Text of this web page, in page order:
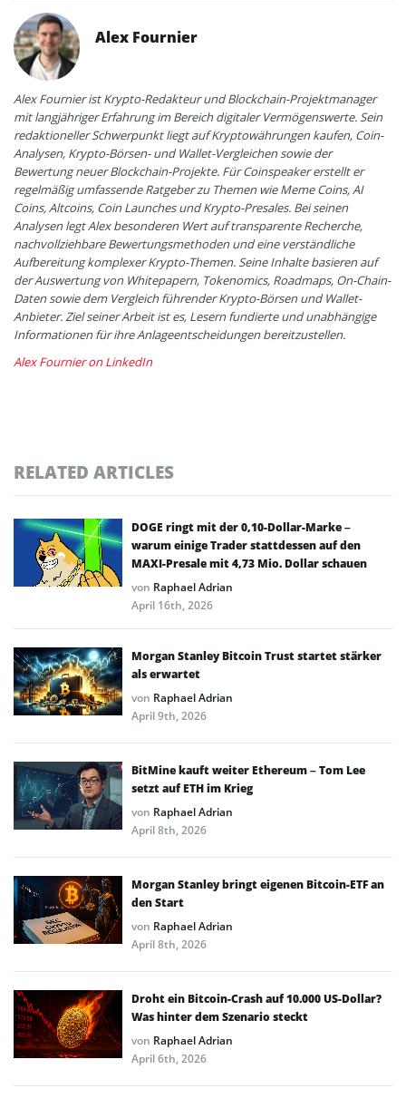
Alex Fournier
Alex Fournier ist Krypto-Redakteur und Blockchain-Projektmanager
mit langjähriger Erfahrung im Bereich digitaler Vermögenswerte. Sein
redaktioneller Schwerpunkt liegt auf Kryptowährungen kaufen, Coin-
Analysen, Krypto-Börsen- und Wallet-Vergleichen sowie der
Bewertung neuer Blockchain-Projekte. Für Coinspeaker erstellt er
regelmäßig umfassende Ratgeber zu Themen wie Meme Coins, AI
Coins, Altcoins, Coin Launches und Krypto-Presales. Bei seinen
Analysen legt Alex besonderen Wert auf transparente Recherche,
nachvollziehbare Bewertungsmethoden und eine verständliche
Aufbereitung komplexer Krypto-Themen. Seine Inhalte basieren auf
der Auswertung von Whitepapern, Tokenomics, Roadmaps, On-Chain-
Daten sowie dem Vergleich führender Krypto-Börsen und Wallet-
Anbieter. Ziel seiner Arbeit ist es, Lesern fundierte und unabhängige
Informationen für ihre Anlageentscheidungen bereitzustellen.
Alex Fournier on LinkedIn
RELATED ARTICLES
DOGE ringt mit der 0,10-Dollar-Marke –
warum einige Trader stattdessen auf den
MAXI-Presale mit 4,73 Mio. Dollar schauen
von Raphael Adrian
April 16th, 2026
Morgan Stanley Bitcoin Trust startet stärker
als erwartet
von Raphael Adrian
April 9th, 2026
BitMine kauft weiter Ethereum – Tom Lee
setzt auf ETH im Krieg
von Raphael Adrian
April 8th, 2026
Morgan Stanley bringt eigenen Bitcoin-ETF an
den Start
von Raphael Adrian
April 8th, 2026
Droht ein Bitcoin-Crash auf 10.000 US-Dollar?
Was hinter dem Szenario steckt
von Raphael Adrian
April 6th, 2026